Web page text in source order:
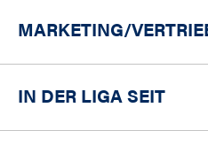
MARKETING/
IN DER LIGA SEIT